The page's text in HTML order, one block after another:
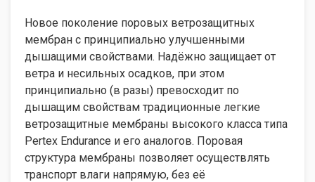
Новое поколение поровых ветрозащитных
мембран с принципиально улучшенными
дышащими свойствами. Надёжно защищает от
ветра и несильных осадков, при этом
принципиально (в разы) превосходит по
дышащим свойствам традиционные легкие
ветрозащитные мембраны высокого класса типа
Pertex Endurance и его аналогов. Поровая
структура мембраны позволяет осуществлять
транспорт влаги напрямую, без её